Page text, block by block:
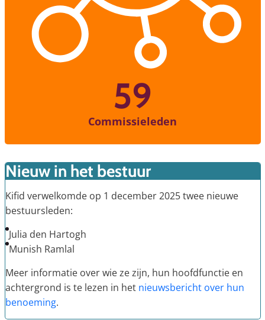
59
Commissieleden
Nieuw in het bestuur
Kifid verwelkomde op 1 december 2025 twee nieuwe
bestuursleden:
Julia den Hartogh
Munish Ramlal
Meer informatie over wie ze zijn, hun hoofdfunctie en
achtergrond is te lezen in het nieuwsbericht over hun
benoeming.